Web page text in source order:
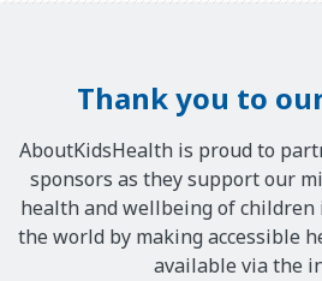
Thank you to
AboutKidsHealth is proud to
sponsors as they support our
health and wellbeing of children
the world by making accessible
available via the